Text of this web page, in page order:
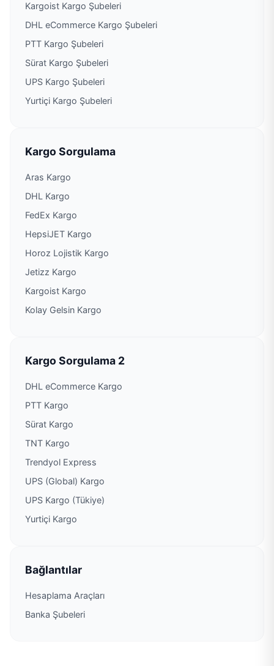
PTT Kargo Kemaliye Acenteliği
PTT Kargo Killik Acenteliği
PTT Kargo Manisa Dağıtım Toplama Müdürlüğü
PTT Kargo Manisa Er Eğitim Şubesi
PTT Kargo Organize Sanayi Şubesi
PTT Kargo Piyadeler Acenteliği
PTT Kargo Sancaklıbozköy Acenteliği
PTT Kargo Sarıgöl Müdürlüğü
PTT Kargo Saruhanlı Müdürlüğü
PTT Kargo Şehitler Şubesi
PTT Kargo Şehzadeler Müdürlüğü
PTT Kargo Soma Müdürlüğü
PTT Kargo Subaşı Şubesi
Kargoist Kargo Şubeleri
DHL eCommerce Kargo Şubeleri
PTT Kargo Şubeleri
Sürat Kargo Şubeleri
UPS Kargo Şubeleri
Yurtiçi Kargo Şubeleri
Kargo Sorgulama
Aras Kargo
DHL Kargo
FedEx Kargo
HepsiJET Kargo
Horoz Lojistik Kargo
Jetizz Kargo
Kargoist Kargo
Kolay Gelsin Kargo
Kargo Sorgulama 2
DHL eCommerce Kargo
PTT Kargo
Sürat Kargo
TNT Kargo
Trendyol Express
UPS (Global) Kargo
UPS Kargo (Tükiye)
Yurtiçi Kargo
Bağlantılar
Hesaplama Araçları
Banka Şubeleri